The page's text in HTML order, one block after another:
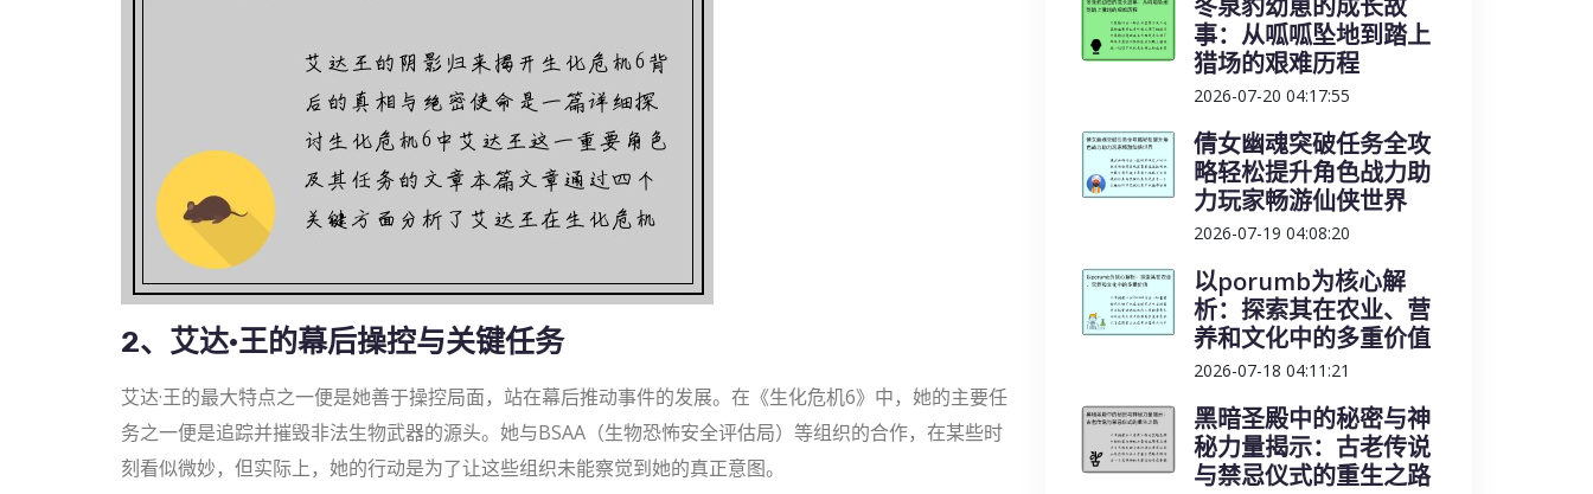
2、艾达·王的幕后操控与关键任务
艾达·王的最大特点之一便是她善于操控局面，站在幕后推动事件的发展。在《生化危机6》中，她的主要任
务之一便是追踪并摧毁非法生物武器的源头。她与BSAA（生物恐怖安全评估局）等组织的合作，在某些时
刻看似微妙，但实际上，她的行动是为了让这些组织未能察觉到她的真正意图。
冬泉豹幼崽的成长故
事：从呱呱坠地到踏上
猎场的艰难历程
2026-07-20 04:17:55
倩女幽魂突破任务全攻
略轻松提升角色战力助
力玩家畅游仙侠世界
2026-07-19 04:08:20
以porumb为核心解
析：探索其在农业、营
养和文化中的多重价值
2026-07-18 04:11:21
黑暗圣殿中的秘密与神
秘力量揭示：古老传说
与禁忌仪式的重生之路